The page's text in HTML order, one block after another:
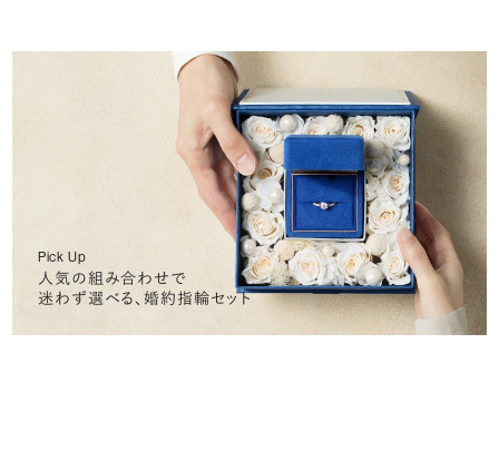
Pick Up
人気の組み合わせで
迷わず選べる、婚約指輪セット